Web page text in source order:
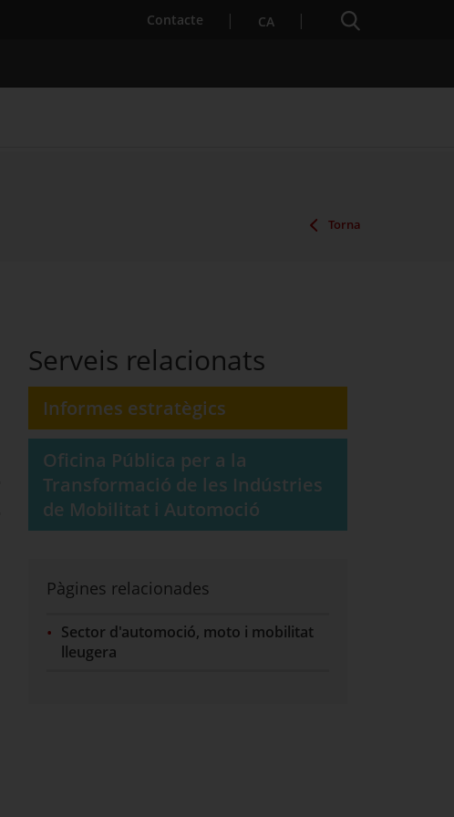
Contacte . Obre en una nova finestra.
CA Cercador
Torna
Serveis relacionats
Informes estratègics
Oficina Pública per a la
Transformació de les Indústries
de Mobilitat i Automoció
Pàgines relacionades
Sector d'automoció, moto i mobilitat
lleugera